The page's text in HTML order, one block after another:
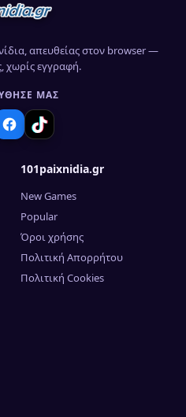
απευθείας στον browser —
χωρίς εγγραφή.
ΜΑΣ
101paixnidia.gr
New Games
Popular
Όροι χρήσης
Πολιτική Απορρήτου
Πολιτική Cookies